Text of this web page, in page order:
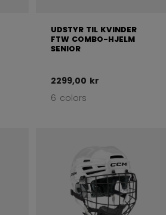
UDSTYR TIL KVINDER
FTW COMBO-HJELM
SENIOR
2299,00 kr
6 colors